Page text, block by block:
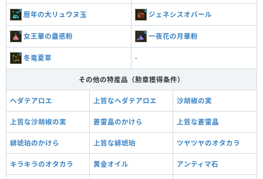
暦年の大リュウヌ玉 ジェネシスオパール
女王華の蠱惑粉 一夜花の月華粉
冬竜夏草 -
その他の特産品（勲章獲得条件）
ヘダテアロエ 上質なヘダテアロエ 沙胡椒の実
上質な沙胡椒の実 蒼雷晶のかけら 上質な蒼雷晶
緋琥珀のかけら 上質な緋琥珀 ツヤツヤのオタカラ
キラキラのオタカラ 黄金オイル アンティマ石